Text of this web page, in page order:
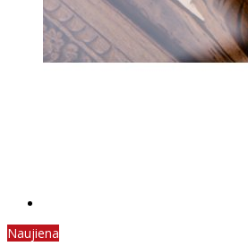
Naujiena